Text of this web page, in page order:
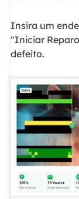
Insira um
"Iniciar
defeito.